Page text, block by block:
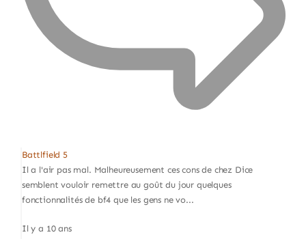
Battlfield 5
Il a l'air pas mal. Malheureusement ces cons de chez Dice
semblent vouloir remettre au goût du jour quelques
fonctionnalités de bf4 que les gens ne vo...
Il y a 10 ans